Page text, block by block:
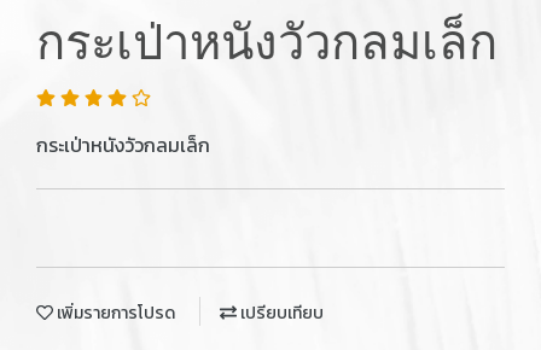
กระเป่าหนังวัวกลมเล็ก
กระเป่าหนังวัวกลมเล็ก
เพิ่มรายการโปรด เปรียบเทียบ